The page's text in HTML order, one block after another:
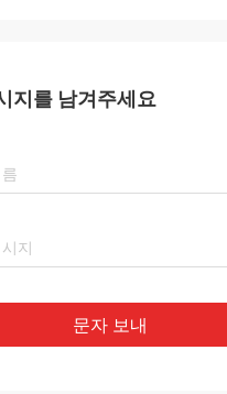
지를 남겨주세요
문자 보내